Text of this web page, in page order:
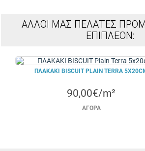
ΆΛΛΟΙ ΜΑΣ ΠΕΛΆΤΕΣ
ΕΠΙΠΛΈΟΝ:
ΠΛΑΚΑΚΙ BISCUIT PLAIN TERRA
90,00€/m²
ΑΓΟΡΆ